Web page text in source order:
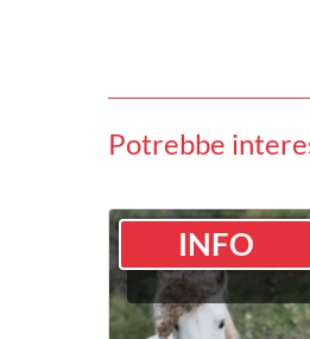
Potrebbe
INFO